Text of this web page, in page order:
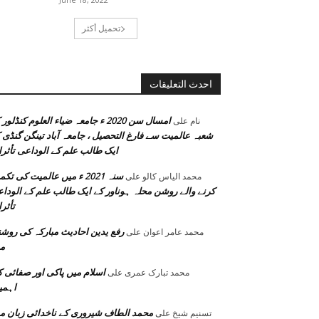
تحميل أكثر
احدث التعليقات
نام على
امسال سن 2020 ء جامعہ ضیاء العلوم
شعبہ عالمیت سے فارغ التحصیل ، جامعہ آباد تینگن
ایک طالب علم کے الوداعی
محمد الیاس کالو على
سنہ 2021 ء میں عالمیت کی
کرنے والے روشن محلہ ہوناور کے ایک طالب علم کے
محمد عامر اعوان علىرفع یدین احادیث مبارکہ کی
محمد تبارک عمری علىاسلام میں پاکی اور صفائی
تسنیم شیخ علىمحمد الطاف شیروری کے ناخدائی زبان